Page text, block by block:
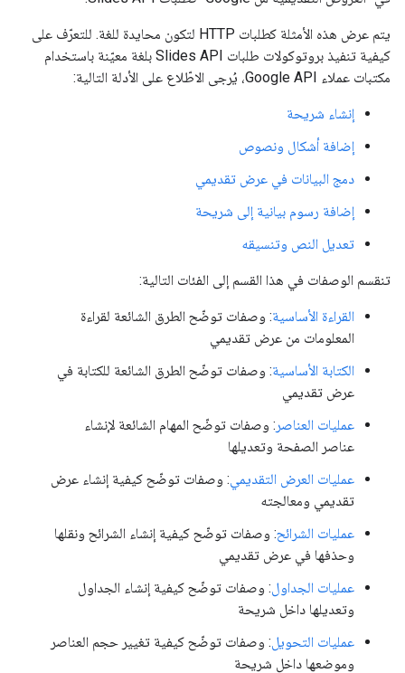
يتم عرض هذه الأمثلة كطلبات HTTP لتكون محايدة للغة. للتعرّف على
كيفية تنفيذ بروتوكولات طلبات Slides API بلغة معيّنة باستخدام
مكتبات عملاء Google API، يُرجى الاطّلاع على الأدلة التالية:
إنشاء شريحة
إضافة أشكال ونصوص
دمج البيانات في عرض تقديمي
إضافة رسوم بيانية إلى شريحة
تعديل النص وتنسيقه
تنقسم الوصفات في هذا القسم إلى الفئات التالية:
القراءة الأساسية: وصفات توضّح الطرق الشائعة لقراءة
المعلومات من عرض تقديمي
الكتابة الأساسية: وصفات توضّح الطرق الشائعة للكتابة في
عرض تقديمي
عمليات العناصر : وصفات توضّح المهام الشائعة لإنشاء
عناصر الصفحة وتعديلها
عمليات العرض التقديمي : وصفات توضّح كيفية إنشاء عرض
تقديمي ومعالجته
عمليات الشرائح: وصفات توضّح كيفية إنشاء الشرائح ونقلها
وحذفها في عرض تقديمي
عمليات الجداول : وصفات توضّح كيفية إنشاء الجداول
وتعديلها داخل شريحة
عمليات التحويل : وصفات توضّح كيفية تغيير حجم العناصر
وموضعها داخل شريحة